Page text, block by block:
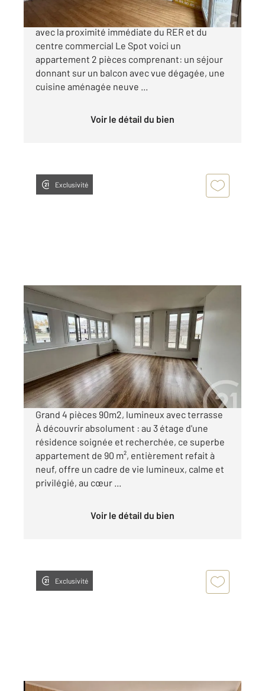
Dans un immeuble récent au centre ville d'Evry
avec la proximité immédiate du RER et du
centre commercial Le Spot voici un
appartement 2 pièces comprenant: un séjour
donnant sur un balcon avec vue dégagée, une
cuisine aménagée neuve ...
Voir le détail du bien
Exclusivité
EVRY 91
89,35 m2 , 4 pièces
Ref : 5638
Appartement à vendre
175 000 €
Visiter le site dédié
Grand 4 pièces 90m2, lumineux avec terrasse
À découvrir absolument : au 3 étage d'une
résidence soignée et recherchée, ce superbe
appartement de 90 m², entièrement refait à
neuf, offre un cadre de vie lumineux, calme et
privilégié, au cœur ...
Voir le détail du bien
Exclusivité